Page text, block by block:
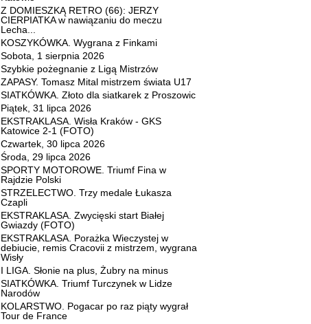
Z DOMIESZKĄ RETRO (66): JERZY
CIERPIATKA w nawiązaniu do meczu
Lecha...
KOSZYKÓWKA. Wygrana z Finkami
Sobota, 1 sierpnia 2026
Szybkie pożegnanie z Ligą Mistrzów
ZAPASY. Tomasz Mital mistrzem świata U17
SIATKÓWKA. Złoto dla siatkarek z Proszowic
Piątek, 31 lipca 2026
EKSTRAKLASA. Wisła Kraków - GKS
Katowice 2-1 (FOTO)
Czwartek, 30 lipca 2026
Środa, 29 lipca 2026
SPORTY MOTOROWE. Triumf Fina w
Rajdzie Polski
STRZELECTWO. Trzy medale Łukasza
Czapli
EKSTRAKLASA. Zwycięski start Białej
Gwiazdy (FOTO)
EKSTRAKLASA. Porażka Wieczystej w
debiucie, remis Cracovii z mistrzem, wygrana
Wisły
I LIGA. Słonie na plus, Żubry na minus
SIATKÓWKA. Triumf Turczynek w Lidze
Narodów
KOLARSTWO. Pogacar po raz piąty wygrał
Tour de France